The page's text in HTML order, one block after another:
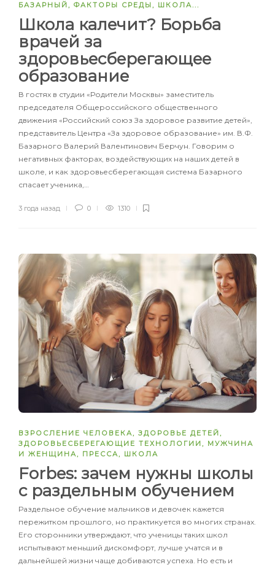
БАЗАРНЫЙ, ФАКТОРЫ СРЕДЫ, ШКОЛА...
Школа калечит? Борьба
врачей за
здоровьесберегающее
образование
В гостях в студии «Родители Москвы» заместитель
председателя Общероссийского общественного
движения «Российский союз За здоровое развитие детей»,
представитель Центра «За здоровое образование» им. В.Ф.
Базарного Валерий Валентинович Берчун. Говорим о
негативных факторах, воздействующих на наших детей в
школе, и как здоровьесберегающая система Базарного
спасает ученика,…
3 года назад 0 1310
ВЗРОСЛЕНИЕ ЧЕЛОВЕКА , ЗДОРОВЬЕ ДЕТЕЙ ,
ЗДОРОВЬЕСБЕРЕГАЮЩИЕ ТЕХНОЛОГИИ , МУЖЧИНА
И ЖЕНЩИНА , ПРЕССА , ШКОЛА
Forbes: зачем нужны школы
с раздельным обучением
Раздельное обучение мальчиков и девочек кажется
пережитком прошлого, но практикуется во многих странах.
Его сторонники утверждают, что ученицы таких школ
испытывают меньший дискомфорт, лучше учатся и в
дальнейшей жизни чаще добиваются успеха. Но есть и